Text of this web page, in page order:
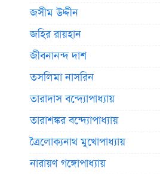
জসীম উদ্দীন
জহির রায়হান
জীবনানন্দ দাশ
তসলিমা নাসরিন
তারাদাস বন্দ্যোপাধ্যায়
তারাশঙ্কর বন্দ্যোপাধ্যায়
ত্রৈলোক্যনাথ মুখোপাধ্যায়
নারায়ণ গঙ্গোপাধ্যায়